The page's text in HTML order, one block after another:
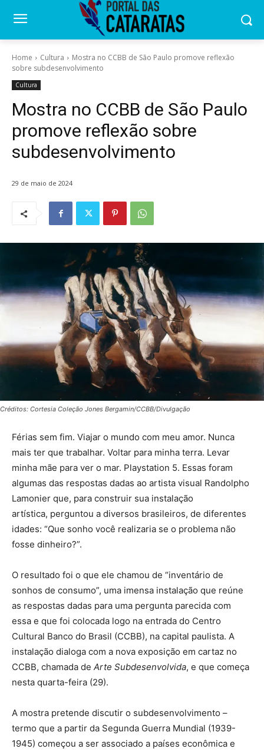
Home Cultura
Mostra no CCBB de São Paulo promove reflexão
sobre subdesenvolvimento
Cultura
Mostra no CCBB de São Paulo
promove reflexão sobre
subdesenvolvimento
29 de maio de 2024
Créditos: Cortesia Coleção Jones Bergamin/CCBB/Divulgação
Férias sem fim. Viajar o mundo com meu amor. Nunca
mais ter que trabalhar. Voltar para minha terra. Levar
minha mãe para ver o mar. Playstation 5. Essas foram
algumas das respostas dadas ao artista visual Randolpho
Lamonier que, para construir sua instalação
artística, perguntou a diversos brasileiros, de diferentes
idades: “Que sonho você realizaria se o problema não
fosse dinheiro?”.
O resultado foi o que ele chamou de “inventário de
sonhos de consumo”, uma imensa instalação que reúne
as respostas dadas para uma pergunta parecida com
essa e que foi colocada logo na entrada do Centro
Cultural Banco do Brasil (CCBB), na capital paulista. A
instalação dialoga com a nova exposição em cartaz no
CCBB, chamada de Arte Subdesenvolvida, e que começa
nesta quarta-feira (29).
A mostra pretende discutir o subdesenvolvimento –
termo que a partir da Segunda Guerra Mundial (1939-
1945) começou a ser associado a países econômica e